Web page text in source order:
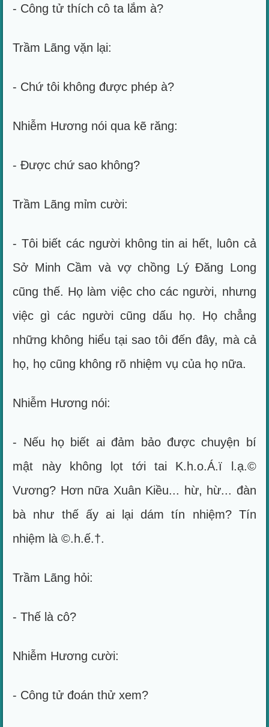
- Công tử thích cô ta lắm à?
Trầm Lãng vặn lại:
- Chứ tôi không được phép à?
Nhiễm Hương nói qua kẽ răng:
- Được chứ sao không?
Trầm Lãng mỉm cười:
- Tôi biết các người không tin ai hết, luôn cả
Sở Minh Cầm và vợ chồng Lý Đăng Long
cũng thế. Họ làm việc cho các người, nhưng
việc gì các người cũng dấu họ. Họ chẳng
những không hiểu tại sao tôi đến đây, mà cả
họ, họ cũng không rõ nhiệm vụ của họ nữa.
Nhiễm Hương nói:
- Nếu họ biết ai đảm bảo được chuyện bí
mật này không lọt tới tai K.h.o.Á.ï l.ạ.©
Vương? Hơn nữa Xuân Kiều... hừ, hừ... đàn
bà như thế ấy ai lại dám tín nhiệm? Tín
nhiệm là ©.h.ế.†.
Trầm Lãng hỏi:
- Thế là cô?
Nhiễm Hương cười:
- Công tử đoán thử xem?